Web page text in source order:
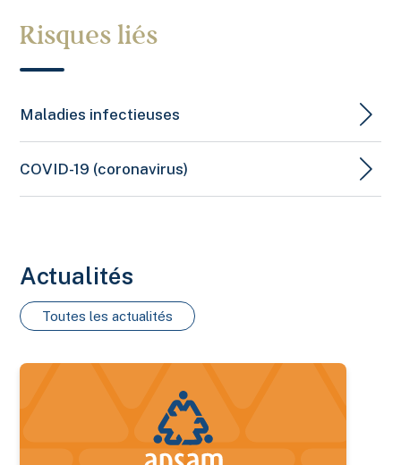
Risques liés
Maladies infectieuses
COVID-19 (coronavirus)
Actualités
Toutes les actualités
Santé psychologique au travail : une nouvelle fiche pour